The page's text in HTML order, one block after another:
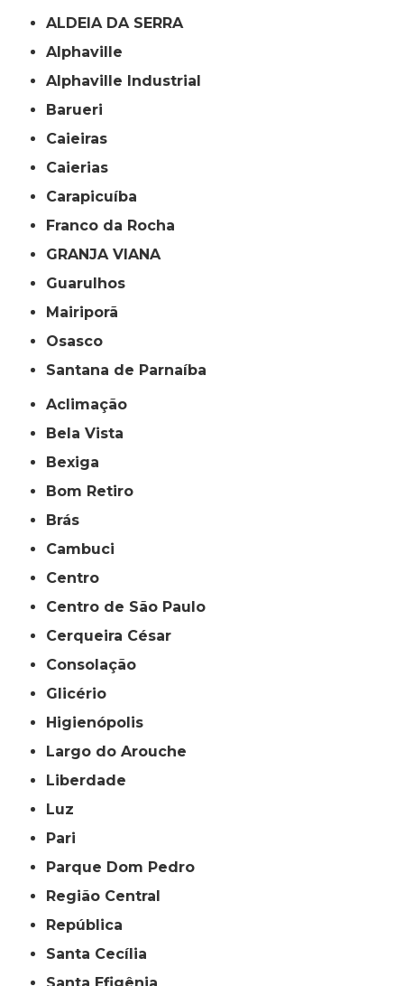
ALDEIA DA SERRA
Alphaville
Alphaville Industrial
Barueri
Caieiras
Caierias
Carapicuíba
Franco da Rocha
GRANJA VIANA
Guarulhos
Mairiporã
Osasco
Santana de Parnaíba
Aclimação
Bela Vista
Bexiga
Bom Retiro
Brás
Cambuci
Centro
Centro de São Paulo
Cerqueira César
Consolação
Glicério
Higienópolis
Largo do Arouche
Liberdade
Luz
Pari
Parque Dom Pedro
Região Central
República
Santa Cecília